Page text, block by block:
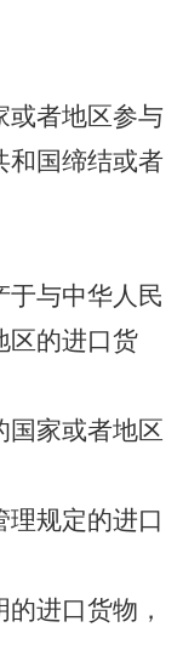
或者地区参与
和国缔结或者
与中华人民
区的进口货
国家或者地区
规定的进口
进口货物，